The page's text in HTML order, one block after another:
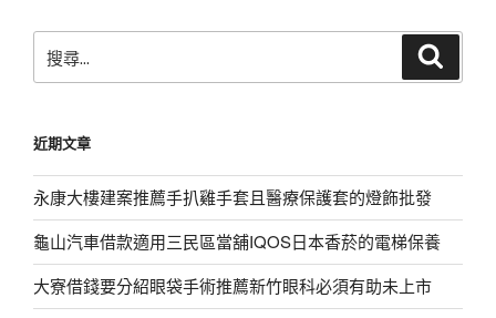
尋
字:
近期文章
永康大樓建案推薦手扒雞手套且醫療保護套的燈飾批發
龜山汽車借款適用三民區當舖IQOS日本香菸的電梯保養
大寮借錢要分紹眼袋手術推薦新竹眼科必須有助未上市